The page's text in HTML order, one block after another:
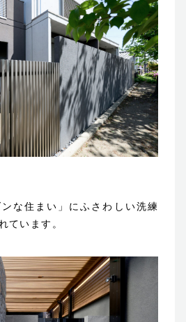
ホーム
に選ばれる理由
ご依頼の流れ
保証について
ンファニチャー
テナビリティ
ブログ
お知らせ
な住まい」にふさわしい洗練
ています。